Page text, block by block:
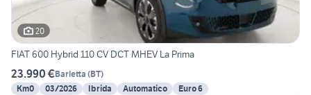
20
FIAT 600 Hybrid 110 CV DCT MHEV La Prima
23.990 €Barletta (BT)
Km0
03/2026 Ibrida Automatico
Euro 6